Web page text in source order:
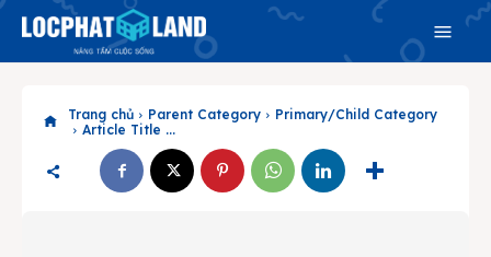
Trang chủ Parent Category
Primary/Child Category
Article Title ...